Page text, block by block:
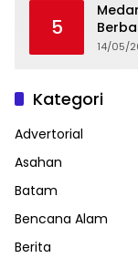
5
14/05/
Kategori
Advertorial
Asahan
Batam
Bencana Alam
Berita